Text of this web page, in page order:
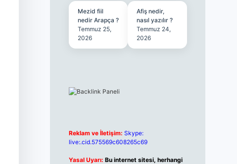
Mezid fiil
nedir Arapça ?
Temmuz 25,
2026
Afiş nedir,
nasıl yazılır ?
Temmuz 24,
2026
Reklam ve İletişim: Skype:
live:.cid.575569c608265c69
Yasal Uyarı: Bu internet sitesi, herhangi